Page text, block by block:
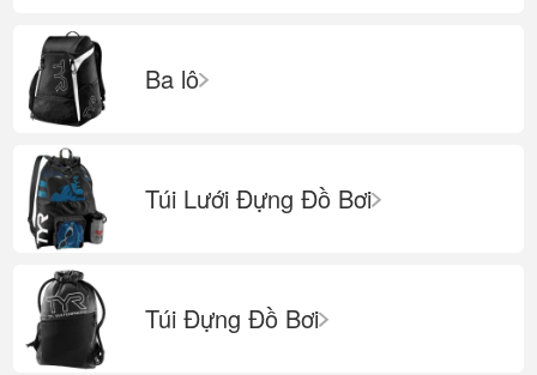
Ba lô
Túi Lưới Đựng Đồ Bơi
Túi Đựng Đồ Bơi